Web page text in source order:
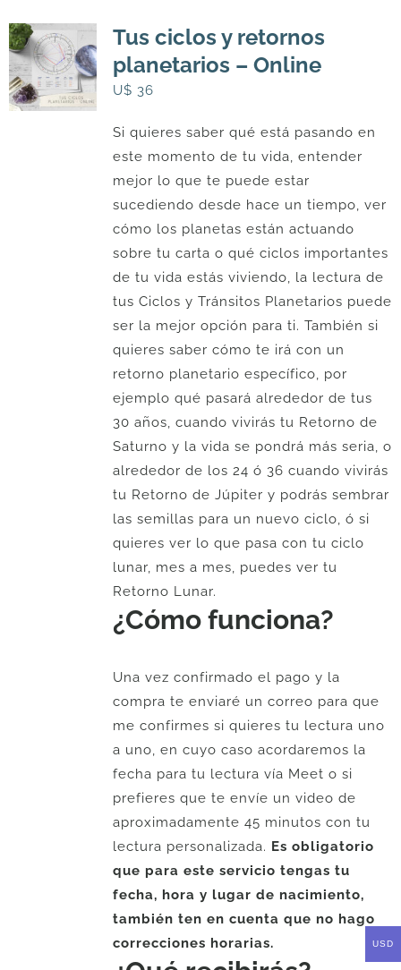
PRODUCTOS
ARTÍCULOS
Tus ciclos y retornos
planetarios – Online
U$ 36
Si quieres saber qué está pasando en
este momento de tu vida, entender
mejor lo que te puede estar
sucediendo desde hace un tiempo, ver
cómo los planetas están actuando
sobre tu carta o qué ciclos importantes
de tu vida estás viviendo, la lectura de
tus Ciclos y Tránsitos Planetarios puede
ser la mejor opción para ti. También si
quieres saber cómo te irá con un
retorno planetario específico, por
ejemplo qué pasará alrededor de tus
30 años, cuando vivirás tu Retorno de
Saturno y la vida se pondrá más seria, o
alrededor de los 24 ó 36 cuando vivirás
tu Retorno de Júpiter y podrás sembrar
las semillas para un nuevo ciclo, ó si
quieres ver lo que pasa con tu ciclo
lunar, mes a mes, puedes ver tu
Retorno Lunar.
¿Cómo funciona?
Una vez confirmado el pago y la
compra te enviaré un correo para que
me confirmes si quieres tu lectura uno
a uno, en cuyo caso acordaremos la
fecha para tu lectura vía Meet o si
prefieres que te envíe un video de
aproximadamente 45 minutos con tu
lectura personalizada. Es obligatorio
que para este servicio tengas tu
fecha, hora y lugar de nacimiento,
también ten en cuenta que no hago
correcciones horarias.
USD